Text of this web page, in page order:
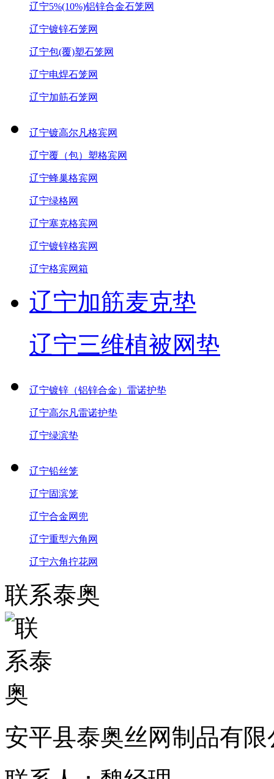
辽宁5%(10%)铝锌合金石笼网
辽宁镀锌石笼网
辽宁包(覆)塑石笼网
辽宁电焊石笼网
辽宁加筋石笼网
辽宁镀高尔凡格宾网
辽宁覆（包）塑格宾网
辽宁蜂巢格宾网
辽宁绿格网
辽宁塞克格宾网
辽宁镀锌格宾网
辽宁格宾网箱
辽宁加筋麦克垫
辽宁三维植被网垫
辽宁镀锌（铝锌合金）雷诺护垫
辽宁高尔凡雷诺护垫
辽宁绿滨垫
辽宁铅丝笼
辽宁固滨笼
辽宁合金网兜
辽宁重型六角网
辽宁六角拧花网
联系泰奥
安平县泰奥丝网制品有限